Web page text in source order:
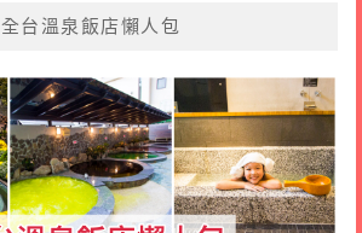
全台溫泉飯店懶人包